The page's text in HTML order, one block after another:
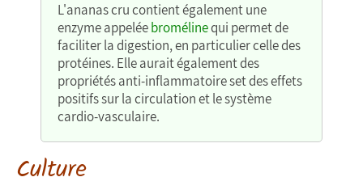
L'ananas cru contient également une
enzyme appeléebromélinequi permet de
faciliter la digestion, en particulier celle des
protéines. Elle aurait également des
propriétés anti-inflammatoire set des effets
positifs sur la circulation et le système
cardio-vasculaire.
Culture